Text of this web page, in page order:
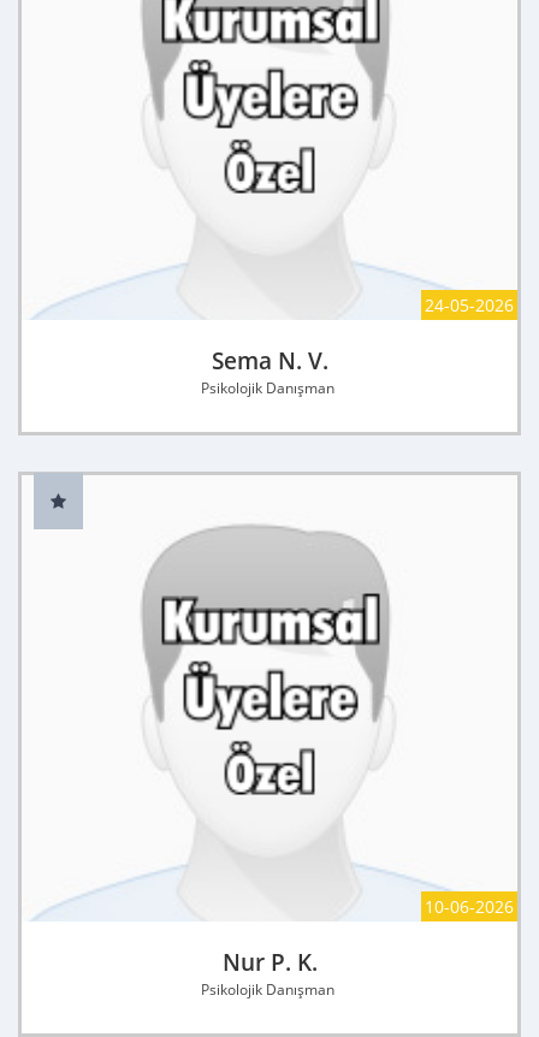
24-05-2026
Sema N. V.
Psikolojik Danışman
10-06-2026
Nur P. K.
Psikolojik Danışman